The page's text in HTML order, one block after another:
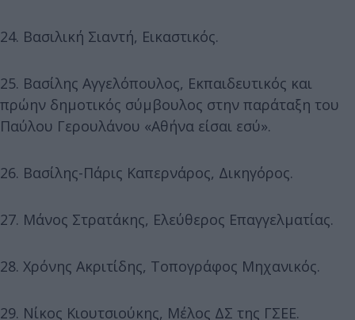
24. Βασιλική Σιαντή, Εικαστικός.
25. Βασίλης Αγγελόπουλος, Εκπαιδευτικός και
πρώην δημοτικός σύμβουλος στην παράταξη του
Παύλου Γερουλάνου «Αθήνα είσαι εσύ».
26. Βασίλης-Πάρις Καπερνάρος, Δικηγόρος.
27. Μάνος Στρατάκης, Ελεύθερος Επαγγελματίας.
28. Χρόνης Ακριτίδης, Τοπογράφος Μηχανικός.
29. Νίκος Κιουτσιούκης, Μέλος ΔΣ της ΓΣΕΕ.